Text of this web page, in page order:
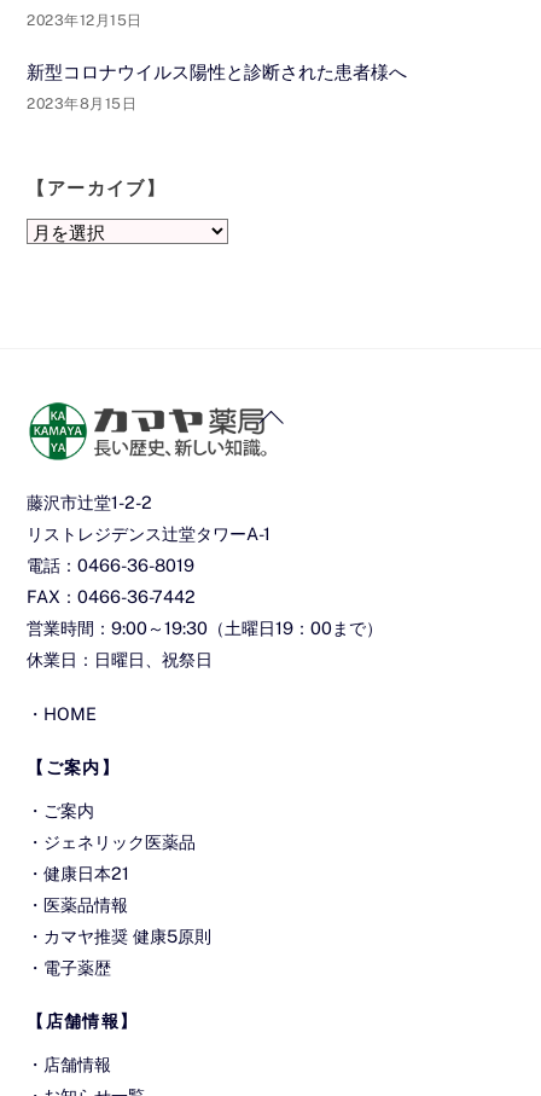
2023年12月15日
新型コロナウイルス陽性と診断された患者様へ
2023年8月15日
【アーカイブ】
【ア
Back
藤沢市辻堂1-2-2
リストレジデンス辻堂タワーA-1
電話：0466-36-8019
FAX：0466-36-7442
営業時間：9:00～19:30（土曜日19：00まで）
休業日：日曜日、祝祭日
・ HOME
【ご案内】
・ ご案内
・ ジェネリック医薬品
・健康日本21
・医薬品情報
・ カマヤ推奨 健康5原則
・ 電子薬歴
【店舗情報】
・ 店舗情報